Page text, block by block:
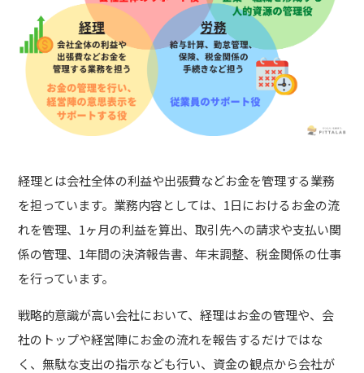
経理とは会社全体の利益や出張費などお金を管理する業務
を担っています。業務内容としては、1日におけるお金の流
れを管理、1ヶ月の利益を算出、取引先への請求や支払い関
係の管理、1年間の決済報告書、年末調整、税金関係の仕事
を行っています。
戦略的意識が高い会社において、経理はお金の管理や、会
社のトップや経営陣にお金の流れを報告するだけではな
く、無駄な支出の指示なども行い、資金の観点から会社が